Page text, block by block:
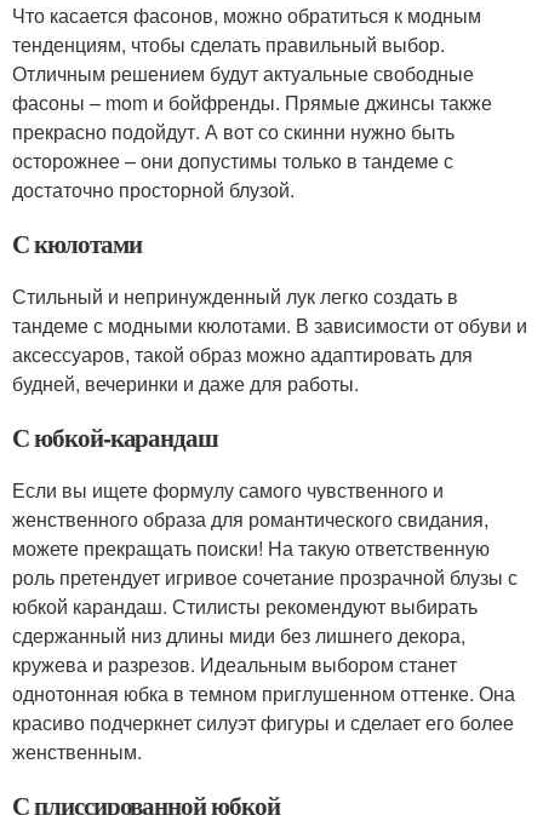
Что касается фасонов, можно обратиться к модным
тенденциям, чтобы сделать правильный выбор.
Отличным решением будут актуальные свободные
фасоны – mom и бойфренды. Прямые джинсы также
прекрасно подойдут. А вот со скинни нужно быть
осторожнее – они допустимы только в тандеме с
достаточно просторной блузой.
С кюлотами
Стильный и непринужденный лук легко создать в
тандеме с модными кюлотами. В зависимости от обуви и
аксессуаров, такой образ можно адаптировать для
будней, вечеринки и даже для работы.
С юбкой-карандаш
Если вы ищете формулу самого чувственного и
женственного образа для романтического свидания,
можете прекращать поиски! На такую ответственную
роль претендует игривое сочетание прозрачной блузы с
юбкой карандаш. Стилисты рекомендуют выбирать
сдержанный низ длины миди без лишнего декора,
кружева и разрезов. Идеальным выбором станет
однотонная юбка в темном приглушенном оттенке. Она
красиво подчеркнет силуэт фигуры и сделает его более
женственным.
С плиссированной юбкой